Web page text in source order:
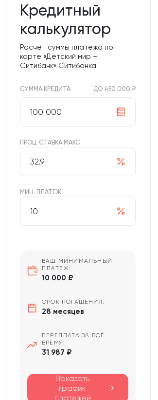
Кредитный
калькулятор
Расчет суммы платежа по
карте «Детский мир –
Ситибанк» Ситибанка
СУММА КРЕДИТА ДО 450 000 ₽
ПРОЦ. СТАВКА МАКС
МИН. ПЛАТЕЖ
ВАШ МИНИМАЛЬНЫЙ
ПЛАТЕЖ:
10 000 ₽
СРОК ПОГАШЕНИЯ:
28 месяцев
ПЕРЕПЛАТА ЗА ВСЁ
ВРЕМЯ:
31 987 ₽
Показать
график
платежей